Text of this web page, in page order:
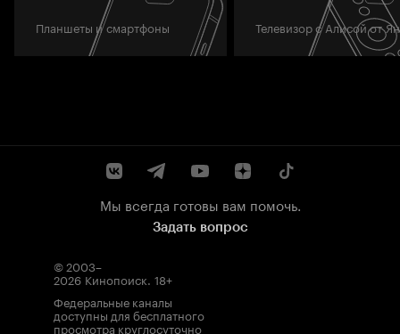
Планшеты и смартфоны Телевизор с Алисой от
Мы всегда готовы вам помочь.
Задать вопрос
© 2003–
2026 Кинопоиск. 18+
Федеральные каналы
доступны для бесплатного
просмотра круглосуточно